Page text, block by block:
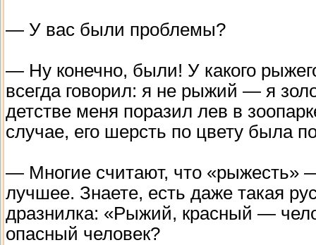
— У вас были проблемы?
— Ну конечно, были! У какого
всегда говорил: я не рыжий — я
детстве меня поразил лев в
случае, его шерсть по цвету была
— Многие считают, что «рыжесть»
лучшее. Знаете, есть даже такая
дразнилка: «Рыжий, красный —
опасный человек?